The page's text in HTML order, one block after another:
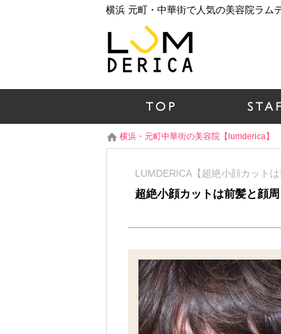
横浜・元町中華街の美容院【lumderica】
LUMDERICA【超絶小顔カット
超絶小顔カットは前髪と顔周